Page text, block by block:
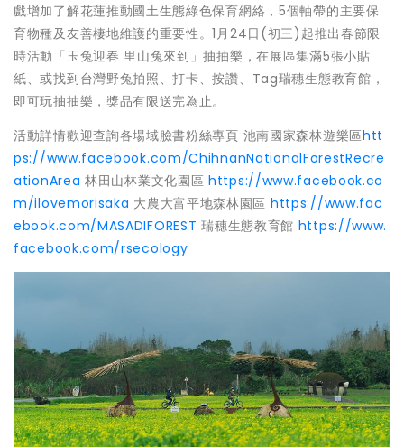
戲增加了解花蓮推動國土生態綠色保育網絡，5個軸帶的主要保
育物種及友善棲地維護的重要性。1月24日(初三)起推出春節限
時活動「玉兔迎春 里山兔來到」抽抽樂，在展區集滿5張小貼
紙、或找到台灣野兔拍照、打卡、按讚、Tag瑞穗生態教育館，
即可玩抽抽樂，獎品有限送完為止。
活動詳情歡迎查詢各場域臉書粉絲專頁 池南國家森林遊樂區htt
ps://www.facebook.com/ChihnanNationalForestRecre
ationArea 林田山林業文化園區https://www.facebook.co
m/ilovemorisaka 大農大富平地森林園區 https://www.fac
ebook.com/MASADIFOREST 瑞穗生態教育館 https://www.
facebook.com/rsecology